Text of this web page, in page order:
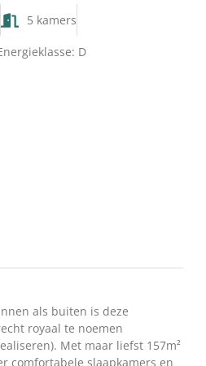
5 kamers
D
als buiten is deze
royaal te noemen
Met maar liefst 157m²
comfortabele slaapkamers en